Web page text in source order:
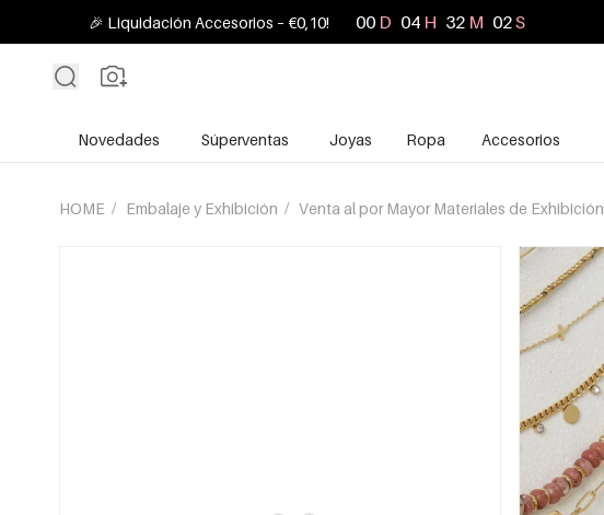
🎉 Liquidación Accesorios – €0,10! 00 D 04 H 32 M 01S
Novedades Súperventas Joyas Ropa Accesorios
HOME / Embalaje y Exhibición / Venta al por Mayor Materiales de Exhibición